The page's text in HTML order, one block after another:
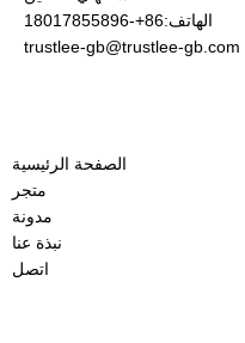
الهاتف:86+-18017855896
الصفحة الرئيسية
متجر
مدونة
نبذة عنا
اتصل